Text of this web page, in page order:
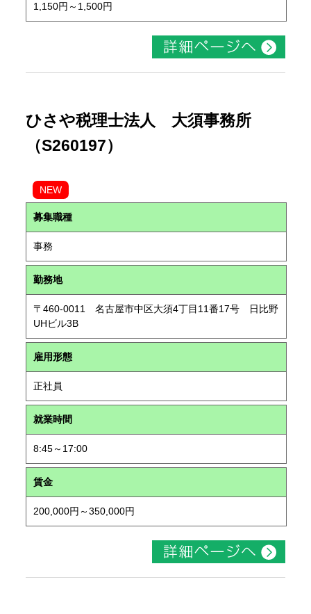
1,150円～1,500円
ひさや税理士法人 大須事務所
（S260197）
NEW
募集職種
事務
勤務地
〒460-0011 名古屋市中区大須4丁目11番17号 日比野
UHビル3B
雇用形態
正社員
就業時間
8:45～17:00
賃金
200,000円～350,000円